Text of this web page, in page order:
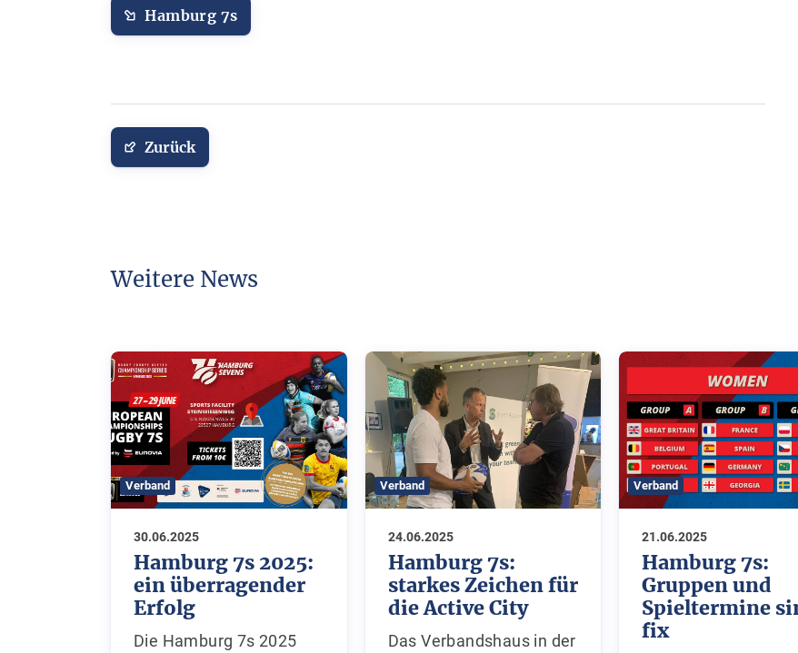
Hamburg 7s
Zurück
Weitere News
Verband
30.06.2025
Hamburg 7s 2025:
ein überragender
Erfolg
Die Hamburg 7s 2025
Verband
24.06.2025
Hamburg 7s:
starkes Zeichen für
die Active City
Das Verbandshaus in der
Verband
21.06.2025
Hamburg 7s:
Gruppen und
Spieltermine
fix